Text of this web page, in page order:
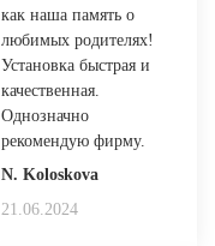
как наша память о
любимых родителях!
Установка быстрая и
качественная.
Однозначно
рекомендую фирму.
N. Koloskovа
21.06.2024